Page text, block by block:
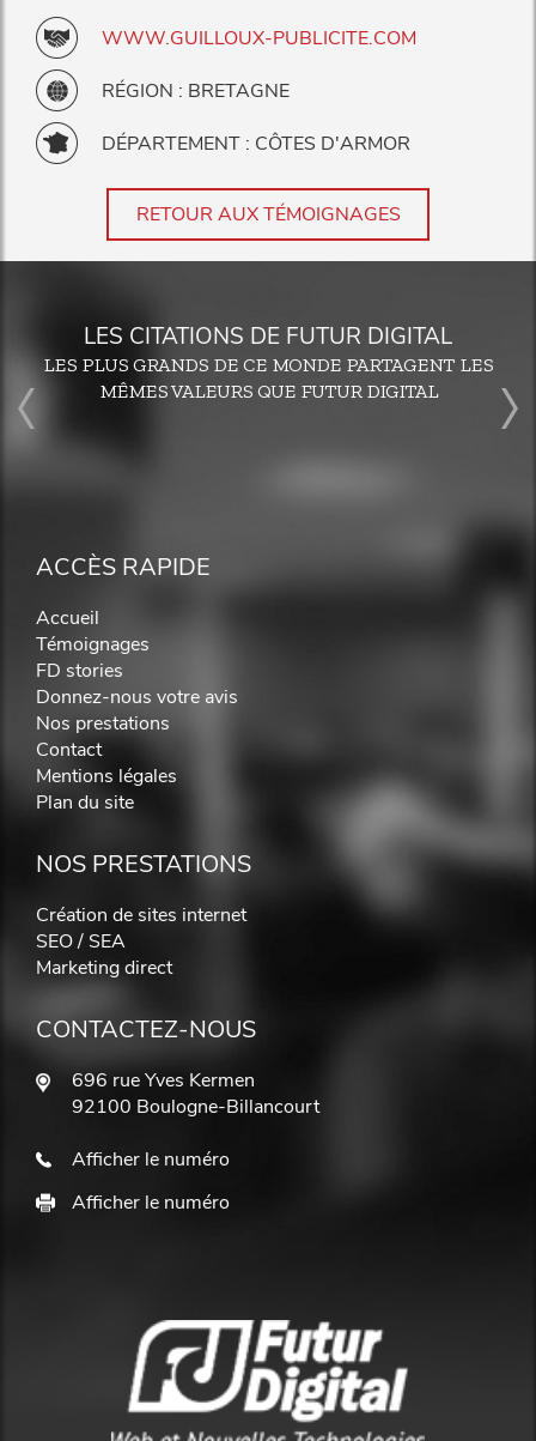
WWW.GUILLOUX-PUBLICITE.COM
RÉGION : BRETAGNE
DÉPARTEMENT : CÔTES D'ARMOR
RETOUR AUX TÉMOIGNAGES
LES CITATIONS DE FUTUR DIGITAL
LES PLUS GRANDS DE CE MONDE PARTAGENT LES
MÊMES VALEURS QUE FUTUR DIGITAL
ACCÈS RAPIDE
Accueil
Témoignages
FD stories
Donnez-nous votre avis
Nos prestations
Contact
Mentions légales
Plan du site
NOS PRESTATIONS
Création de sites internet
SEO / SEA
Marketing direct
CONTACTEZ-NOUS
696 rue Yves Kermen
92100 Boulogne-Billancourt
Afficher le numéro
Afficher le numéro